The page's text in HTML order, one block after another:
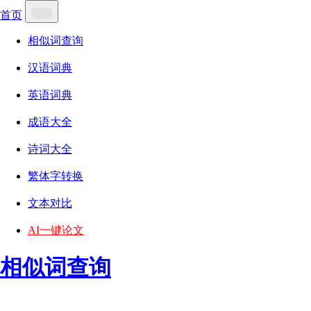
首页
相似词查询
汉语词典
英语词典
成语大全
诗词大全
繁体字转换
文本对比
AI一键论文
相似词查询